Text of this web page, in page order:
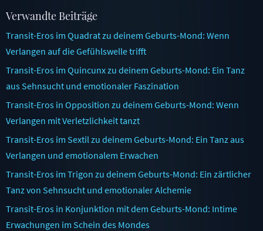
Verwandte Beiträge
Transit-Eros im Quadrat zu deinem Geburts-Mond: Wenn
Verlangen auf die Gefühlswelle trifft
Transit-Eros im Quincunx zu deinem Geburts-Mond: Ein Tanz
aus Sehnsucht und emotionaler Faszination
Transit-Eros in Opposition zu deinem Geburts-Mond: Wenn
Verlangen mit Verletzlichkeit tanzt
Transit-Eros im Sextil zu deinem Geburts-Mond: Ein Tanz aus
Verlangen und emotionalem Erwachen
Transit-Eros im Trigon zu deinem Geburts-Mond: Ein zärtlicher
Tanz von Sehnsucht und emotionaler Alchemie
Transit-Eros in Konjunktion mit dem Geburts-Mond: Intime
Erwachungen im Schein des Mondes